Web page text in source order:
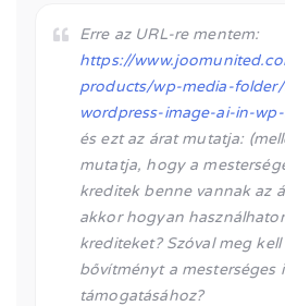
Erre az URL-re mentem:
https://
products/wp-media-
wordpress-image-ai-in-
és ezt az árat mutatja:
mutatja, hogy a
kreditek benne vannak az
akkor hogyan
krediteket? Szóval meg
bővítményt a mesterséges
támogatásához?